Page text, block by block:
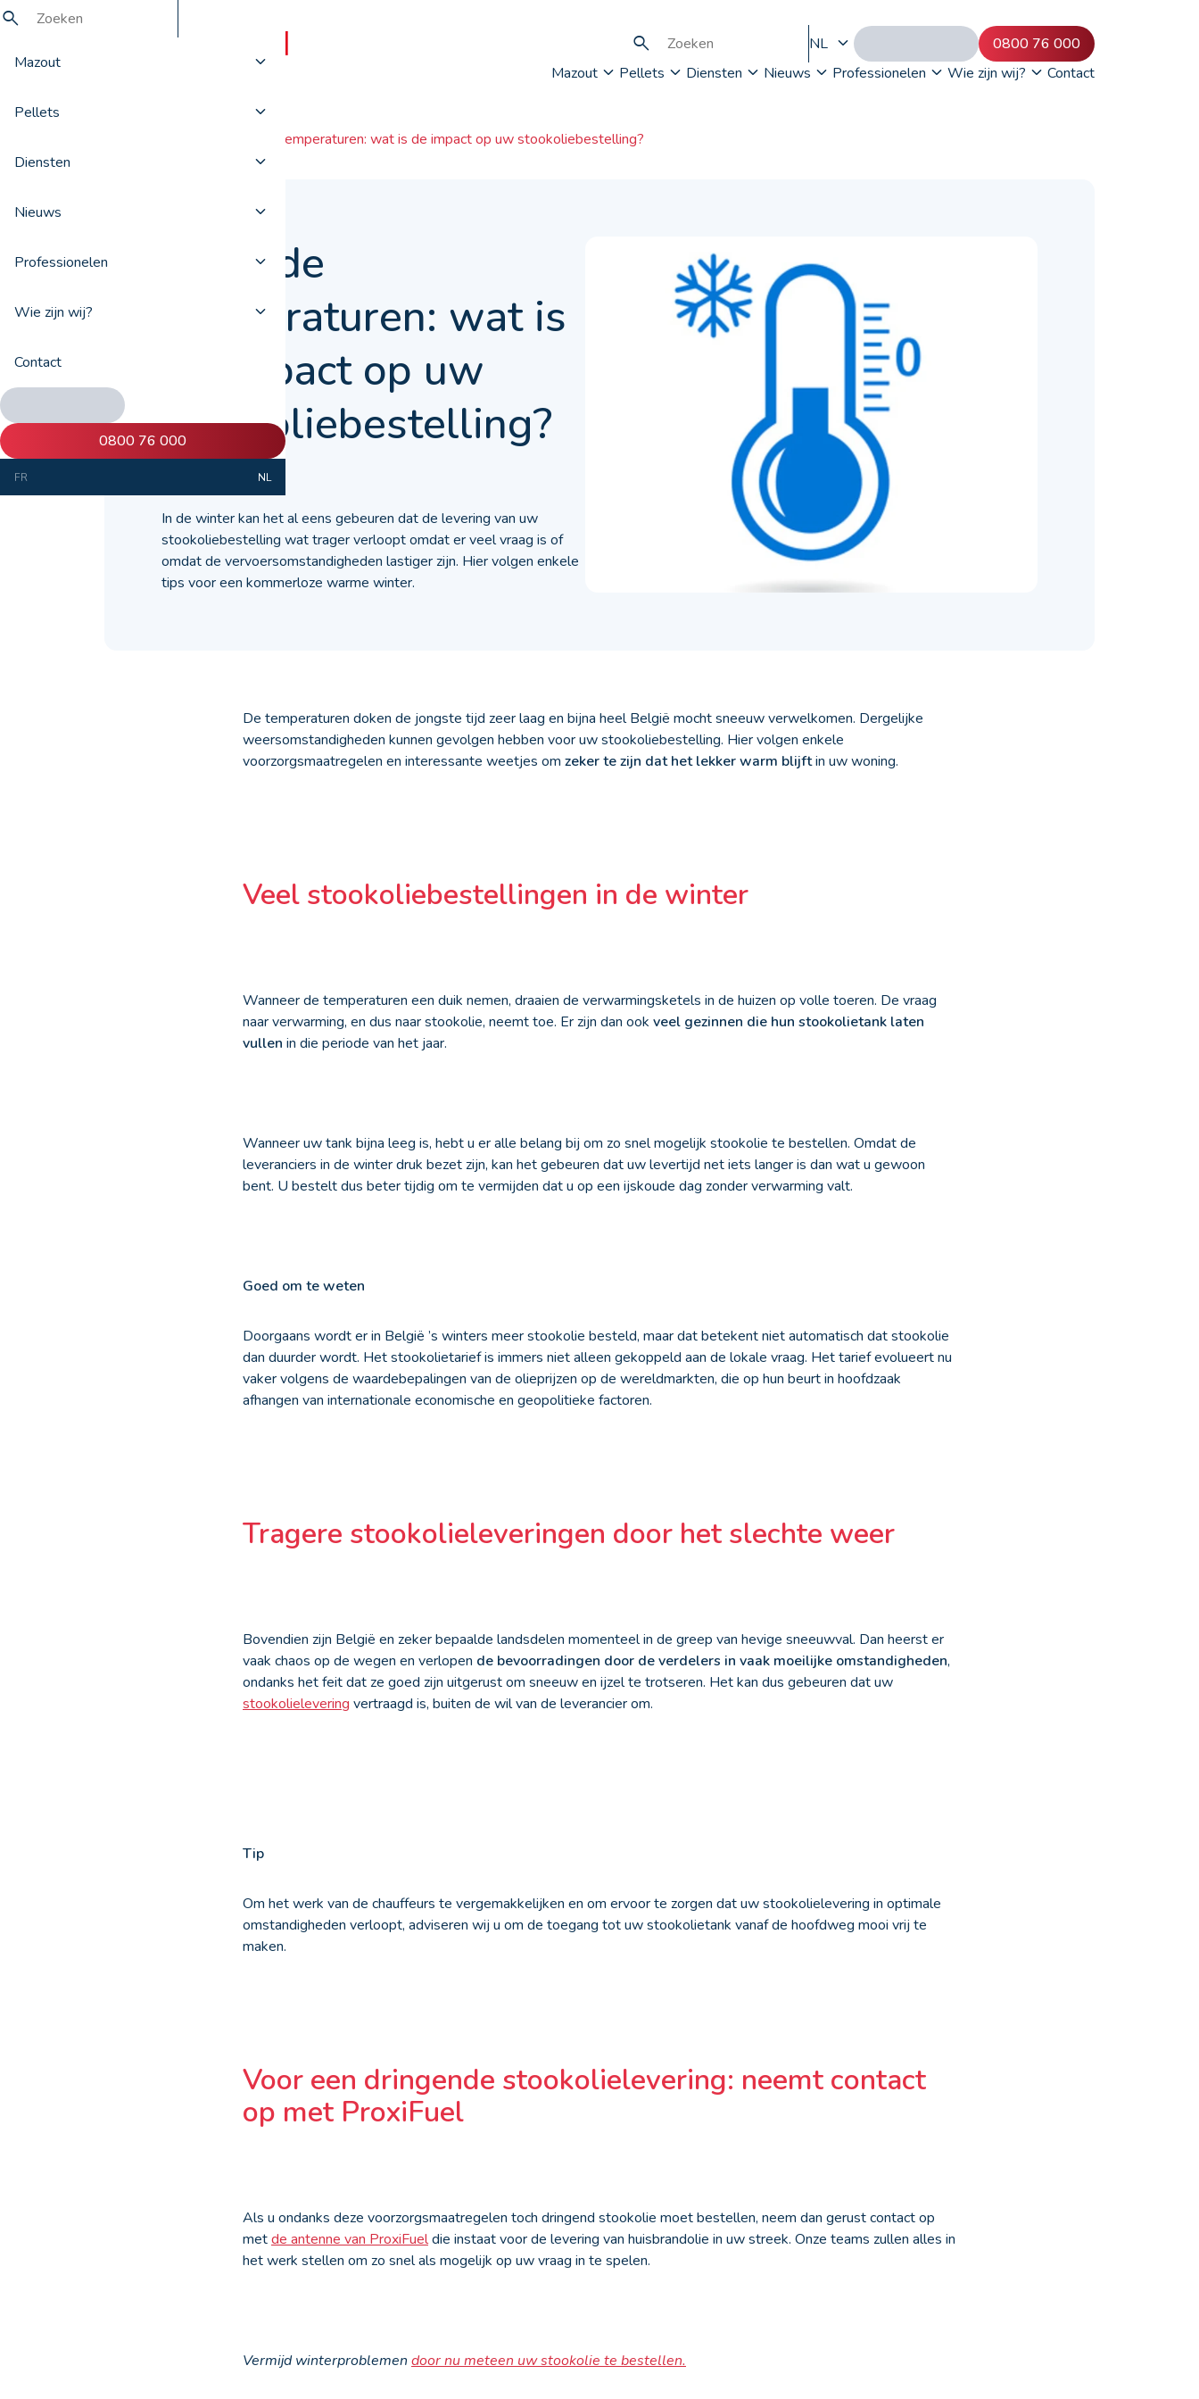
Mazout
Pellets
Diensten
Nieuws
Professionelen
Wie zijn wij?
Contact
0800 76 000
FR NL
NL
0800 76 000
Mazout
Pellets Diensten Nieuws Professionelen Wie zijn wij? Contact
Dalende temperaturen: wat is de impact op uw stookoliebestelling?
Dalende
temperaturen: wat is
de impact op uw
stookoliebestelling?
In de winter kan het al eens gebeuren dat de levering van uw
stookoliebestelling wat trager verloopt omdat er veel vraag is of
omdat de vervoersomstandigheden lastiger zijn. Hier volgen enkele
tips voor een kommerloze warme winter.
De temperaturen doken de jongste tijd zeer laag en bijna heel België mocht sneeuw verwelkomen. Dergelijke
weersomstandigheden kunnen gevolgen hebben voor uw stookoliebestelling. Hier volgen enkele
voorzorgsmaatregelen en interessante weetjes om zeker te zijn dat het lekker warm blijftin uw woning.
Veel stookoliebestellingen in de winter
Wanneer de temperaturen een duik nemen, draaien de verwarmingsketels in de huizen op volle toeren. De vraag
naar verwarming, en dus naar stookolie, neemt toe. Er zijn dan ook veel gezinnen die hun stookolietank laten
vullen in die periode van het jaar.
Wanneer uw tank bijna leeg is, hebt u er alle belang bij om zo snel mogelijk stookolie te bestellen. Omdat de
leveranciers in de winter druk bezet zijn, kan het gebeuren dat uw levertijd net iets langer is dan wat u gewoon
bent. U bestelt dus beter tijdig om te vermijden dat u op een ijskoude dag zonder verwarming valt.
Goed om te weten
Doorgaans wordt er in België ’s winters meer stookolie besteld, maar dat betekent niet automatisch dat stookolie
dan duurder wordt. Het stookolietarief is immers niet alleen gekoppeld aan de lokale vraag. Het tarief evolueert nu
vaker volgens de waardebepalingen van de olieprijzen op de wereldmarkten, die op hun beurt in hoofdzaak
afhangen van internationale economische en geopolitieke factoren.
Tragere stookolieleveringen door het slechte weer
Bovendien zijn België en zeker bepaalde landsdelen momenteel in de greep van hevige sneeuwval. Dan heerst er
vaak chaos op de wegen en verlopen de bevoorradingen door de verdelers in vaak moeilijke omstandigheden,
ondanks het feit dat ze goed zijn uitgerust om sneeuw en ijzel te trotseren. Het kan dus gebeuren dat uw
stookolielevering vertraagd is, buiten de wil van de leverancier om.
Tip
Om het werk van de chauffeurs te vergemakkelijken en om ervoor te zorgen dat uw stookolielevering in optimale
omstandigheden verloopt, adviseren wij u om de toegang tot uw stookolietank vanaf de hoofdweg mooi vrij te
maken.
Voor een dringende stookolielevering: neemt contact
op met ProxiFuel
Als u ondanks deze voorzorgsmaatregelen toch dringend stookolie moet bestellen, neem dan gerust contact op
metde antenne van ProxiFueldie instaat voor de levering van huisbrandolie in uw streek. Onze teams zullen alles in
het werk stellen om zo snel als mogelijk op uw vraag in te spelen.
Vermijd winterproblemen door nu meteen uw stookolie te bestellen.